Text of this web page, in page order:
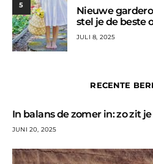
5
Nieuwe
stel je de beste
JULI 8, 2025
RECENTE
In balans de zomer in: zo zit
JUNI 20, 2025